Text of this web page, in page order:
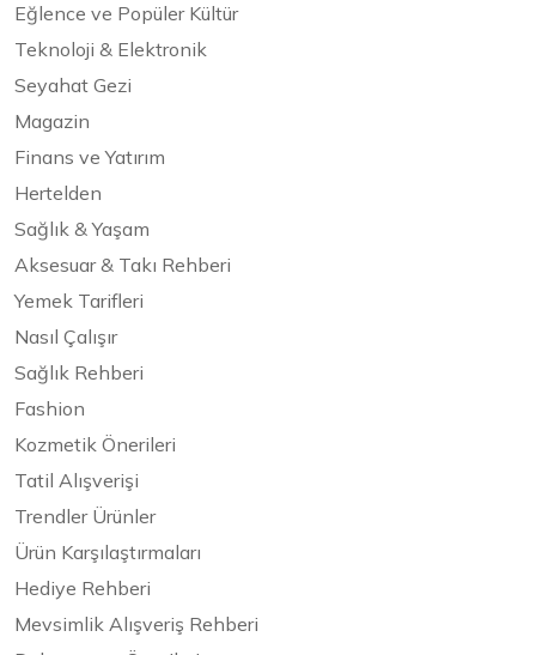
Eğlence ve Popüler Kültür
Teknoloji & Elektronik
Seyahat Gezi
Magazin
Finans ve Yatırım
Hertelden
Sağlık & Yaşam
Aksesuar & Takı Rehberi
Yemek Tarifleri
Nasıl Çalışır
Sağlık Rehberi
Fashion
Kozmetik Önerileri
Tatil Alışverişi
Trendler Ürünler
Ürün Karşılaştırmaları
Hediye Rehberi
Mevsimlik Alışveriş Rehberi